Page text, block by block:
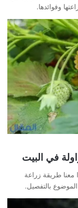
وفوائدها.
في البيت
معنا طريقة زراعة
بالتفصيل.